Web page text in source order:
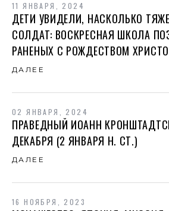
11 ЯНВАРЯ, 2024
ДЕТИ УВИДЕЛИ, НАСКОЛЬКО
СОЛДАТ: ВОСКРЕСНАЯ ШКОЛА
РАНЕНЫХ С РОЖДЕСТВОМ
ДАЛЕЕ
02 ЯНВАРЯ, 2024
ПРАВЕДНЫЙ ИОАНН
ДЕКАБРЯ (2 ЯНВАРЯ Н. СТ.)
ДАЛЕЕ
16 НОЯБРЯ, 2023